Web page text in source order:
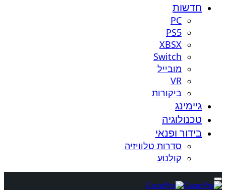
חדשות
PC
PS5
XBSX
Switch
מובייל
VR
ביקורות
גיימינג
טכנולוגיה
בידור ופנאי
סדרות טלוויזיה
קולנוע